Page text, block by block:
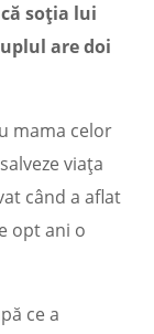
soția lui
are doi
mama celor
viața
când a aflat
opt ani o
ce a